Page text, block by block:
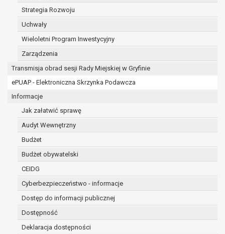
Strategia Rozwoju
Uchwały
Wieloletni Program Inwestycyjny
Zarządzenia
Transmisja obrad sesji Rady Miejskiej w Gryfinie
ePUAP - Elektroniczna Skrzynka Podawcza
Informacje
Jak załatwić sprawę
Audyt Wewnętrzny
Budżet
Budżet obywatelski
CEIDG
Cyberbezpieczeństwo - informacje
Dostęp do informacji publicznej
Dostępność
Deklaracja dostępności
określonym w treści zgody.
W związku z przetwarzaniem danych w celu
wskazanym w pkt. 3, dane osobowe mogą być
udostępniane innym upoważnionym odbiorcom lub
kategoriom odbiorców danych osobowych.
Odbiorcami mogą być:
podmioty, które przetwarzają dane
osobowe w imieniu administratora na
osobowych;
podmioty upoważnione do odbioru danych
przepisów prawa.
Pani/Pana dane osobowe będą przetwarzane
przez okres niezbędny do realizacji celu dla jakiego
zostały zebrane oraz zgodnie z terminami
archiwizacji określonymi przez przepisy prawa
powszechnie obowiązującego.
W przypadku, gdy dane osobowe przetwarzane są
na podstawie zgody osoby, której dane dotyczą